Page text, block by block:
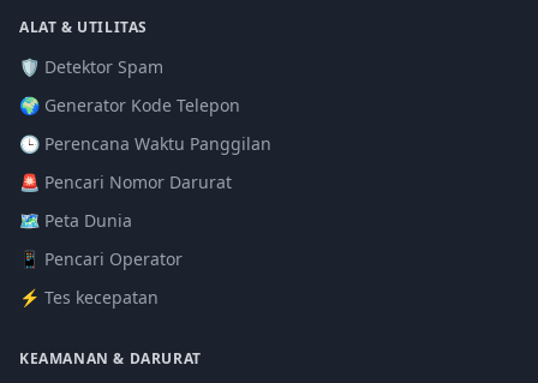
ALAT & UTILITAS
🛡️ Detektor Spam
🌍 Generator Kode Telepon
🕒 Perencana Waktu Panggilan
🚨 Pencari Nomor Darurat
🗺️ Peta Dunia
📱 Pencari Operator
⚡ Tes kecepatan
KEAMANAN & DARURAT